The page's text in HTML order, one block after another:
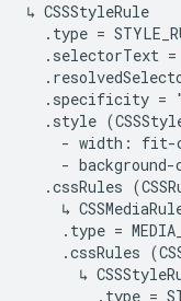
↳ CSSStyleRule
.type =
.selectorText =
.specificity =
.style
- width: fit-
-
.cssRules
↳
.type =
.cssRules
↳
.type =